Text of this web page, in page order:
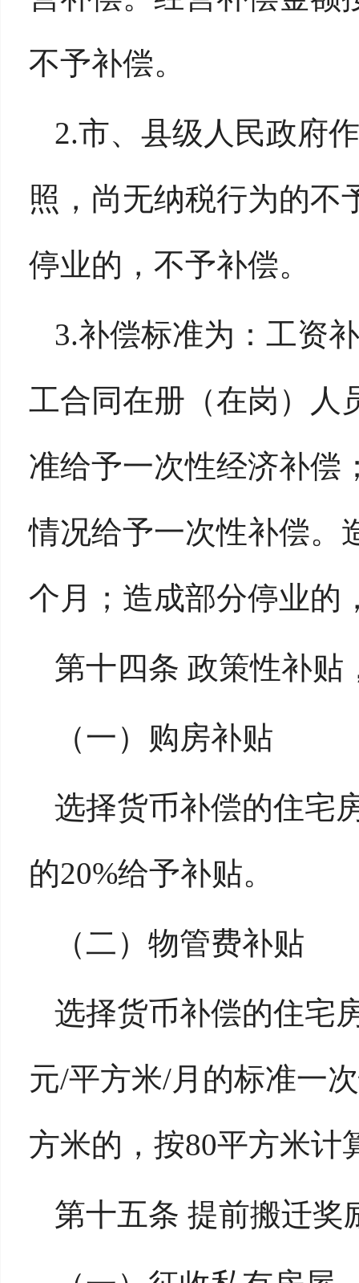
不予补偿。
2.市、县级人民政府
照，尚无纳税行为的不
停业的，不予补偿。
3.补偿标准为：工资
工合同在册（在岗）人
准给予一次性经济补偿
情况给予一次性补偿。
个月；造成部分停业的
第十四条 政策性补贴
（一）购房补贴
选择货币补偿的住宅
的20%给予补贴。
（二）物管费补贴
选择货币补偿的住宅
元/平方米/月的标准一
方米的，按80平方米计
第十五条 提前搬迁奖